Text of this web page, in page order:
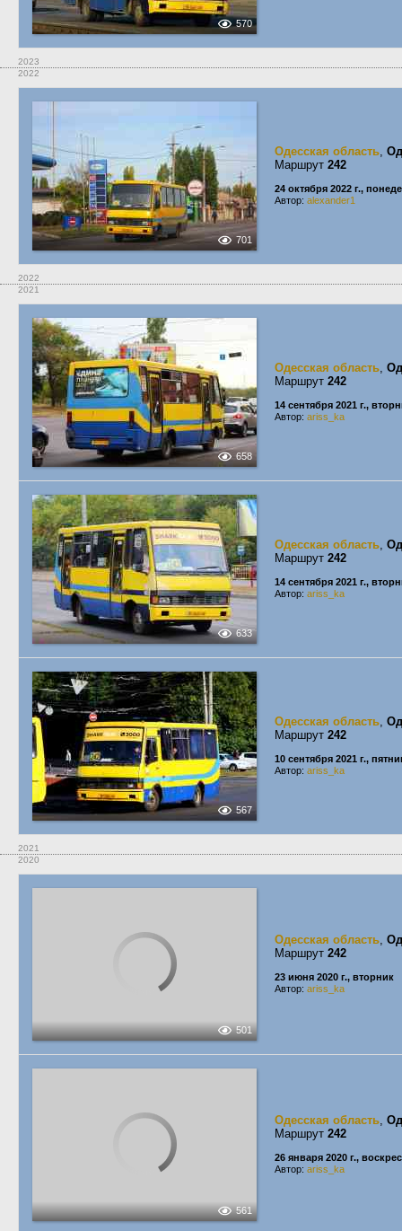
570
2023
2022
701
Одесская область,
Маршрут 242
24 октября 2022 г.,
Автор: alexander1
2022
2021
658
Одесская область,
Маршрут 242
14 сентября 2021 г.,
Автор: ariss_ka
633
Одесская область,
Маршрут 242
14 сентября 2021 г.,
Автор: ariss_ka
567
Одесская область,
Маршрут 242
10 сентября 2021 г.,
Автор: ariss_ka
2021
2020
501
Одесская область,
Маршрут 242
23 июня 2020 г., вторник
Автор: ariss_ka
561
Одесская область,
Маршрут 242
26 января 2020 г.,
Автор: ariss_ka